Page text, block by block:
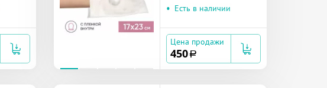
• Есть в наличии
Цена продажи
450a